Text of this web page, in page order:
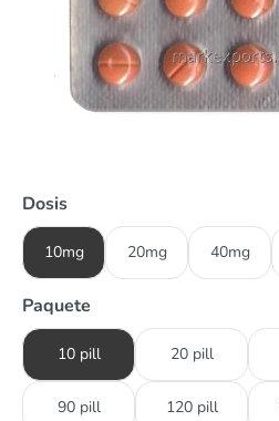
Dosis
10mg 20mg 40mg
Paquete
10 pill 20 pill
90 pill 120 pill